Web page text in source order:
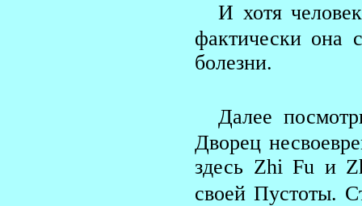
И хотя
фактически она
болезни.
Далее
Дворец
здесь Zhi Fu и
своей Пустоты.